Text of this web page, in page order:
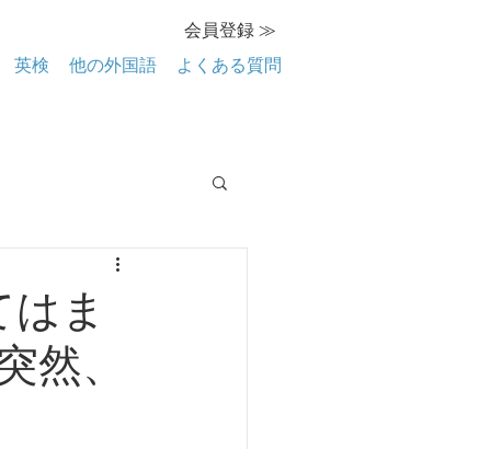
英検 他の外国語 よくある質問
会員登録 ≫
ま
然、